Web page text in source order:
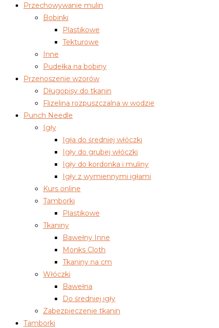
Przechowywanie mulin
Bobinki
Plastikowe
Tekturowe
Inne
Pudełka na bobiny
Przenoszenie wzorów
Długopisy do tkanin
Flizelina rozpuszczalna w wodzie
Punch Needle
Igły
Igła do średniej włóczki
Igły do grubej włóczki
Igły do kordonka i muliny
Igły z wymiennymi igłami
Kurs online
Tamborki
Plastikowe
Tkaniny
Bawełny Inne
Monks Cloth
Tkaniny na cm
Włóczki
Bawełna
Do średniej igły
Zabezpieczenie tkanin
Tamborki